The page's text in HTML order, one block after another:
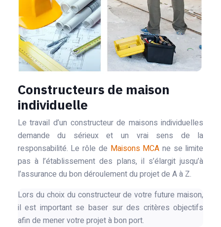
Constructeurs de maison
individuelle
Le travail d’un constructeur de maisons individuelles
demande du sérieux et un vrai sens de la
responsabilité. Le rôle de Maisons MCA ne se limite
pas à l’établissement des plans, il s’élargit jusqu’à
l’assurance du bon déroulement du projet de A à Z.
Lors du choix du constructeur de votre future maison,
il est important se baser sur des critères objectifs
afin de mener votre projet à bon port.